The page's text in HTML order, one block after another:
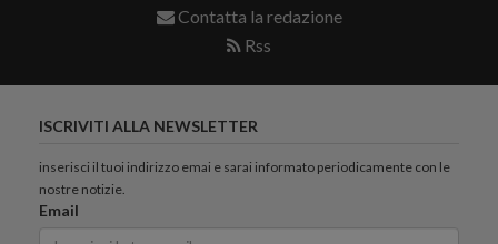
Contatta la redazione
Rss
ISCRIVITI ALLA NEWSLETTER
inserisci il tuoi indirizzo emai e sarai informato periodicamente con le
nostre notizie.
Email